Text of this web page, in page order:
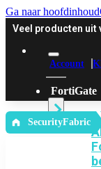
Ga naar hoofdinhoud
Veel producten uit
Account
FortiGate
‎ SecurityFabric